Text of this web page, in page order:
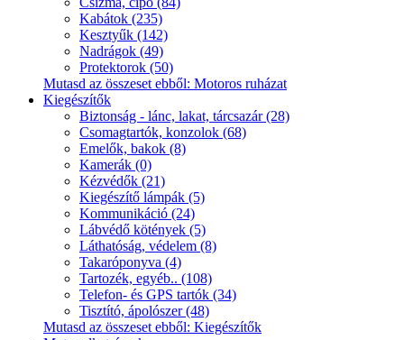
Kabátok (235)
Kesztyűk (142)
Nadrágok (49)
Protektorok (50)
Mutasd az összeset ebből: Motoros ruházat
Kiegészítők
Biztonság - lánc, lakat, tárcsazár (28)
Csomagtartók, konzolok (68)
Emelők, bakok (8)
Kamerák (0)
Kézvédők (21)
Kiegészítő lámpák (5)
Kommunikáció (24)
Lábvédő kötények (5)
Láthatóság, védelem (8)
Takaróponyva (4)
Tartozék, egyéb.. (108)
Telefon- és GPS tartók (34)
Tisztító, ápolószer (48)
Mutasd az összeset ebből: Kiegészítők